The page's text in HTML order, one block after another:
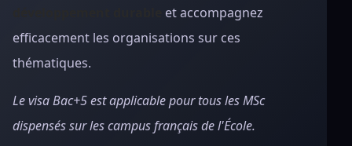
et accompagnez
efficacement les organisations sur ces
thématiques.
Le visa Bac+5 est applicable pour tous les MSc
dispensés sur les campus français de l'École.